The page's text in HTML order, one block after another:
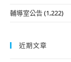
輔導室公告(1,222)
近期文章